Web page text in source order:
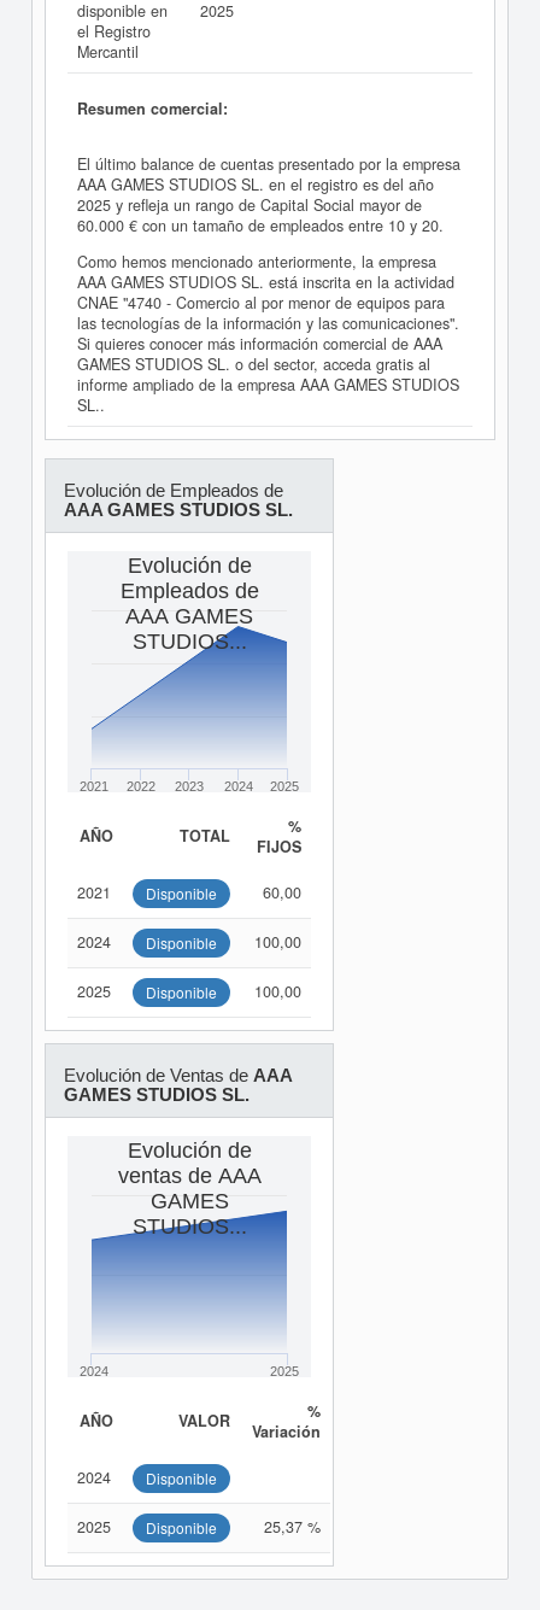
disponible en
el Registro
Mercantil
2025
Resumen comercial:
El último balance de cuentas presentado por la empresa
AAA GAMES STUDIOS SL. en el registro es del año
2025 y refleja un rango de Capital Social mayor de
60.000 € con un tamaño de empleados entre 10 y 20.
Como hemos mencionado anteriormente, la empresa
AAA GAMES STUDIOS SL. está inscrita en la actividad
CNAE "4740 - Comercio al por menor de equipos para
las tecnologías de la información y las comunicaciones".
Si quieres conocer más información comercial de AAA
GAMES STUDIOS SL. o del sector, acceda gratis al
informe ampliado de la empresa AAA GAMES STUDIOS
SL..
Evolución de Empleados de
AAA GAMES STUDIOS SL.
Evolución de
Empleados de
AAA GAMES
STUDIOS...
2021 2022 2023 2024 2025
AÑO TOTAL
%
FIJOS
2021 Disponible 60,00
2024 Disponible 100,00
2025 Disponible 100,00
Evolución de Ventas de AAA
GAMES STUDIOS SL.
Evolución de
ventas de AAA
GAMES
STUDIOS...
2024 2025
AÑO VALOR
%
Variación
2024 Disponible
2025 Disponible 25,37 %